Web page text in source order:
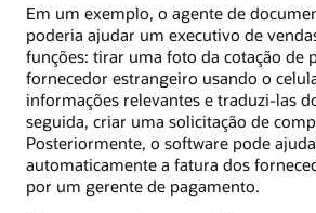
Em um exemplo, o agente de
poderia ajudar um executivo de
funções: tirar uma foto da cotação de
fornecedor estrangeiro usando o
informações relevantes e traduzi-las
seguida, criar uma solicitação de
Posteriormente, o software pode
automaticamente a fatura dos
por um gerente de pagamento.